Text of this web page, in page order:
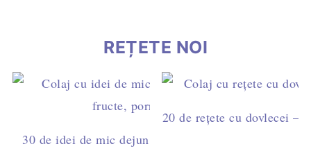
REȚETE NOI
30 de idei de mic dejun rapid – rețete simple pentru
20 de rețete cu dovlecei –